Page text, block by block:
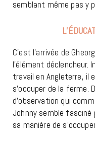
semblant même pas y
C’est l’arrivée de
l’élément déclencheur.
travail en Angleterre, il
s’occuper de la ferme.
d’observation qui
Johnny semble fasciné
sa manière de